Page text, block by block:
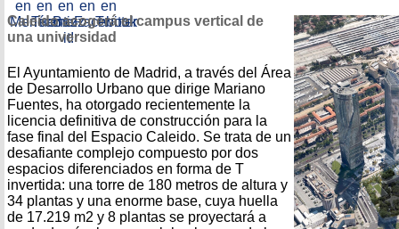
Caleido acogerá el campus vertical de
una universidad
El Ayuntamiento de Madrid, a través del Área
de Desarrollo Urbano que dirige Mariano
Fuentes, ha otorgado recientemente la
licencia definitiva de construcción para la
fase final del Espacio Caleido. Se trata de un
desafiante complejo compuesto por dos
espacios diferenciados en forma de T
invertida: una torre de 180 metros de altura y
34 plantas y una enorme base, cuya huella
de 17.219 m2 y 8 plantas se proyectará a